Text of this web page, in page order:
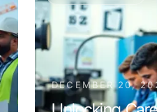
DECEMBER 20,